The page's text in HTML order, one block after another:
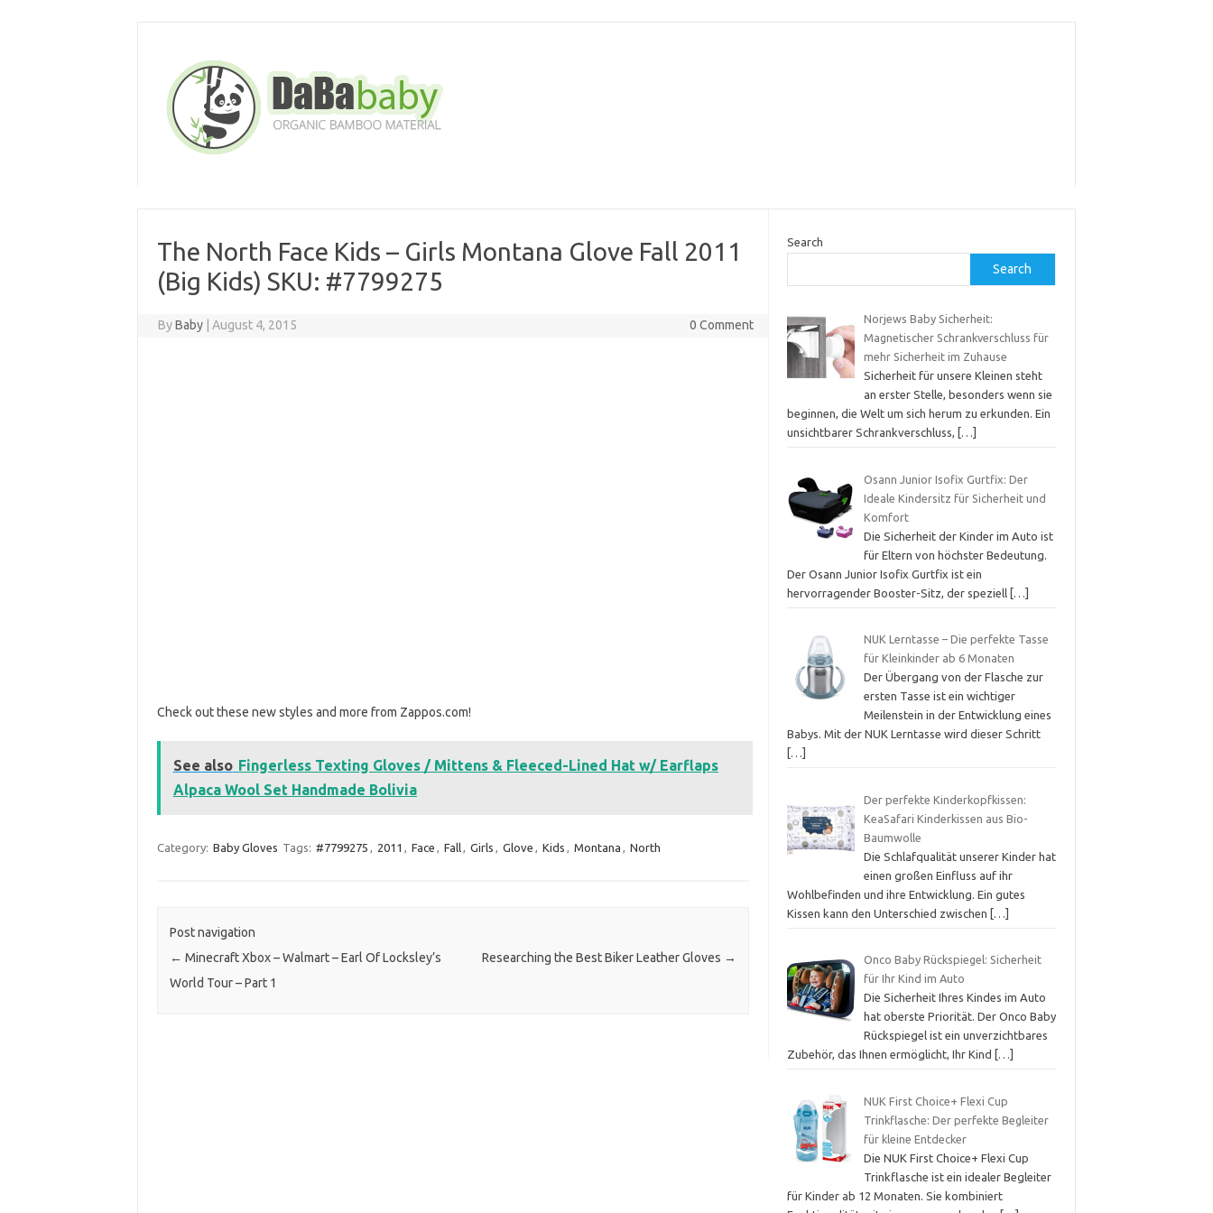
The North Face Kids – Girls Montana Glove Fall 2011
(Big Kids) SKU: #7799275
ByBaby August 4, 2015 0 Comment
Check out these new styles and more from Zappos.com!
See also Fingerless Texting Gloves / Mittens & Fleeced-Lined Hat w/ Earflaps
Alpaca Wool Set Handmade Bolivia
Category: Baby Gloves Tags: #7799275 , 2011 , Face , Fall, Girls , Glove , Kids , Montana , North
Post navigation
← Minecraft Xbox – Walmart – Earl Of Locksley’s
World Tour – Part 1
Researching the Best Biker Leather Gloves →
Search
Search
Norjews Baby Sicherheit:
Magnetischer Schrankverschluss für
mehr Sicherheit im Zuhause
Sicherheit für unsere Kleinen steht
an erster Stelle, besonders wenn sie
beginnen, die Welt um sich herum zu erkunden. Ein
unsichtbarer Schrankverschluss,
[…]
Osann Junior Isofix Gurtfix: Der
Ideale Kindersitz für Sicherheit und
Komfort
Die Sicherheit der Kinder im Auto ist
für Eltern von höchster Bedeutung.
Der Osann Junior Isofix Gurtfix ist ein
hervorragender Booster-Sitz, der speziell […]
NUK Lerntasse – Die perfekte Tasse
für Kleinkinder ab 6 Monaten
Der Übergang von der Flasche zur
ersten Tasse ist ein wichtiger
Meilenstein in der Entwicklung eines
Babys. Mit der NUK Lerntasse wird dieser Schritt
[…]
Der perfekte Kinderkopfkissen:
KeaSafari Kinderkissen aus Bio-
Baumwolle
Die Schlafqualität unserer Kinder hat
einen großen Einfluss auf ihr
Wohlbefinden und ihre Entwicklung. Ein gutes
Kissen kann den Unterschied zwischen […]
Onco Baby Rückspiegel: Sicherheit
für Ihr Kind im Auto
Die Sicherheit Ihres Kindes im Auto
hat oberste Priorität. Der Onco Baby
Rückspiegel ist ein unverzichtbares
Zubehör, das Ihnen ermöglicht, Ihr Kind
[…]
NUK First Choice+ Flexi Cup
Trinkflasche: Der perfekte Begleiter
für kleine Entdecker
Die NUK First Choice+ Flexi Cup
Trinkflasche ist ein idealer Begleiter
für Kinder ab 12 Monaten. Sie kombiniert